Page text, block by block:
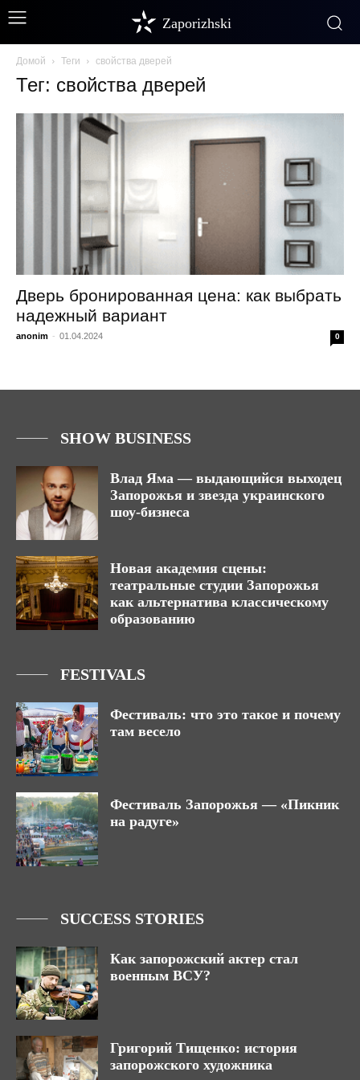
Zaporizhski
Домой Теги свойства дверей
Тег: свойства дверей
Дверь бронированная цена: как выбрать
надежный вариант
anonim - 01.04.2024 0
SHOW BUSINESS
Влад Яма — выдающийся выходец
Запорожья и звезда украинского
шоу-бизнеса
Новая академия сцены:
театральные студии Запорожья
как альтернатива классическому
образованию
FESTIVALS
Фестиваль: что это такое и почему
там весело
Фестиваль Запорожья — «Пикник
на радуге»
SUCCESS STORIES
Как запорожский актер стал
военным ВСУ?
Григорий Тищенко: история
запорожского художника